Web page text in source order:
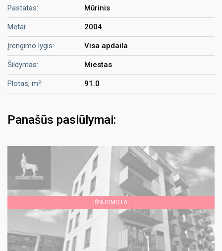
Pastatas: Mūrinis
Metai: 2004
Įrengimo lygis: Visa apdaila
Šildymas: Miestas
Plotas, m²: 91.0
Panašūs pasiūlymai:
IŠNUOMOTA!